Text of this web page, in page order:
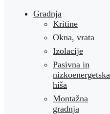
Gradnja
Kritine
Okna, vrata
Izolacije
Pasivna in
nizkoenergetska
hiša
Montažna
gradnja